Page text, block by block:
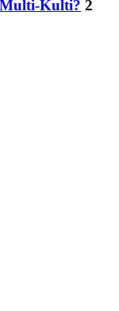
Multi-Kulti? 2